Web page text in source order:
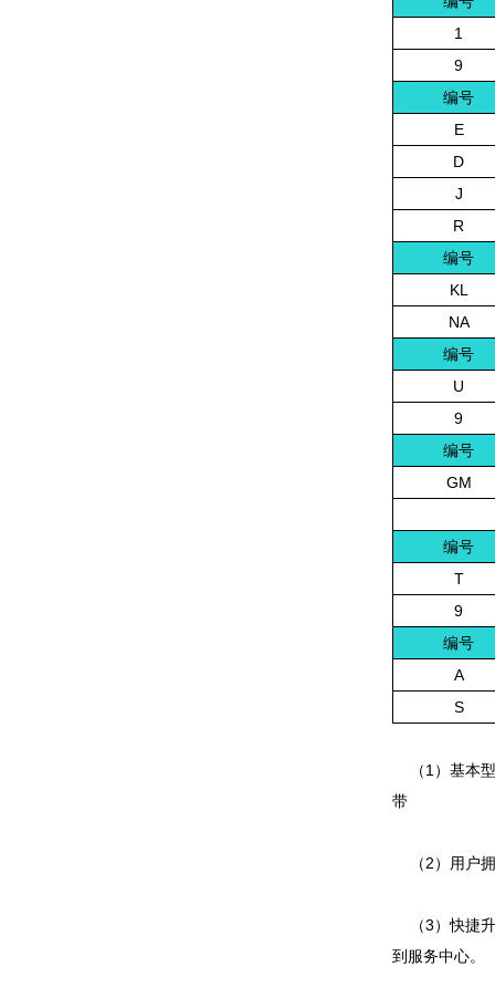
1
9
编号
E
D
J
R
编号
KL
NA
编号
U
9
编号
GM
编号
T
9
编号
A
S
（1）基本型
带
（2）用户拥
（3）快捷升
到服务中心。